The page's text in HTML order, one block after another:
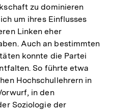
zu dominieren
um ihres Einflusses
Linken eher
Auch an bestimmten
konnte die Partei
So führte etwa
Hochschullehrern in
in den
Soziologie der